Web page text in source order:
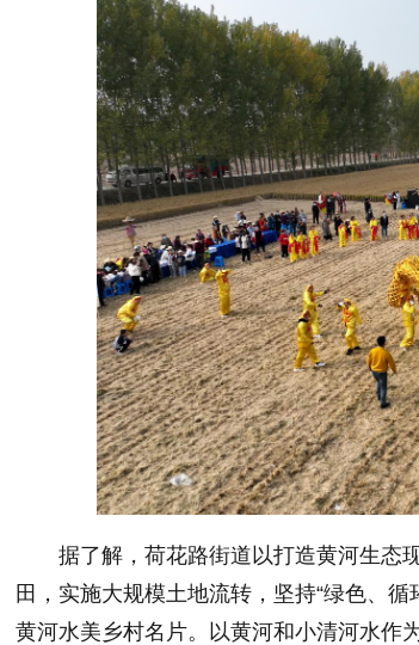
据了解，荷花路街道以打造黄河生态
田，实施大规模土地流转，坚持“绿色、
黄河水美乡村名片。以黄河和小清河水作